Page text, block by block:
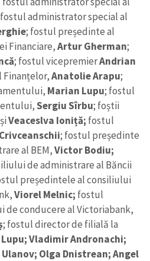
administrator special al
; fostul președinte al
Financiare,Artur Gherman;
; fostul vicepremierAndrian
Anatolie Arapu;
Marian Lupu; fostul
Sergiu Sîrbu; foștii
șiVeaceslva Ioniță; fostul
; fostul președinte
al BEM,Victor Bodiu;
de administrare al Băncii
președintele al consiliului
Viorel Melnic; fostul
conducere al Victoriabank,
; fostul director de filială la
Vladimir Andronachi;
Olga Dnistrean; Angel